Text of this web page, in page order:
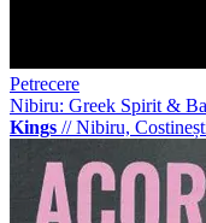
Petrecere
Nibiru: Greek Spirit &
Kings //Nibiru,